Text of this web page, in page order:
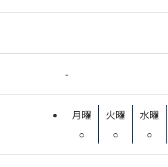
-
月曜
○
火曜
○
水曜
○